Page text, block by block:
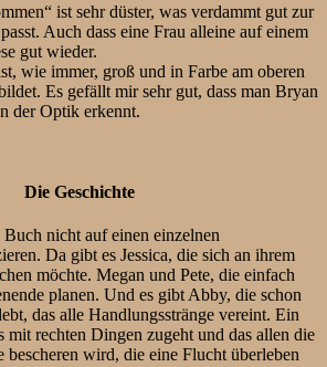
ist sehr düster, was verdammt gut zur
Auch dass eine Frau alleine auf einem
gut wieder.
wie immer, groß und in Farbe am oberen
Es gefällt mir sehr gut, dass man Bryan
der Optik erkennt.
Die Geschichte
nicht auf einen einzelnen
Da gibt es Jessica, die sich an ihrem
möchte. Megan und Pete, die einfach
planen. Und es gibt Abby, die schon
das alle Handlungsstränge vereint. Ein
rechten Dingen zugeht und das allen die
bescheren wird, die eine Flucht überleben